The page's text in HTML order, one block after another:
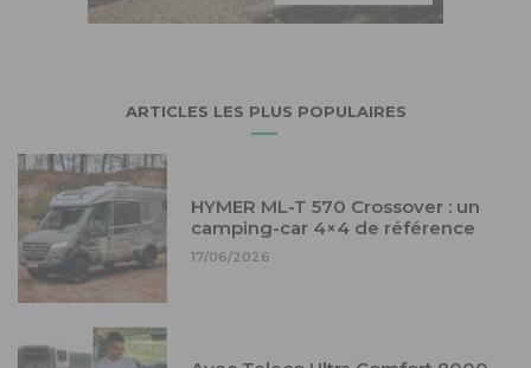
ARTICLES LES PLUS POPULAIRES
HYMER ML-T 570 Crossover : un
camping-car 4×4 de référence
17/06/2026